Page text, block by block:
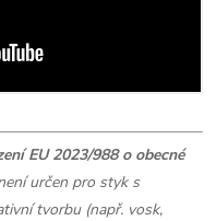
EU 2023/988 o obecné
určen pro styk s
tvorbu (např. vosk,